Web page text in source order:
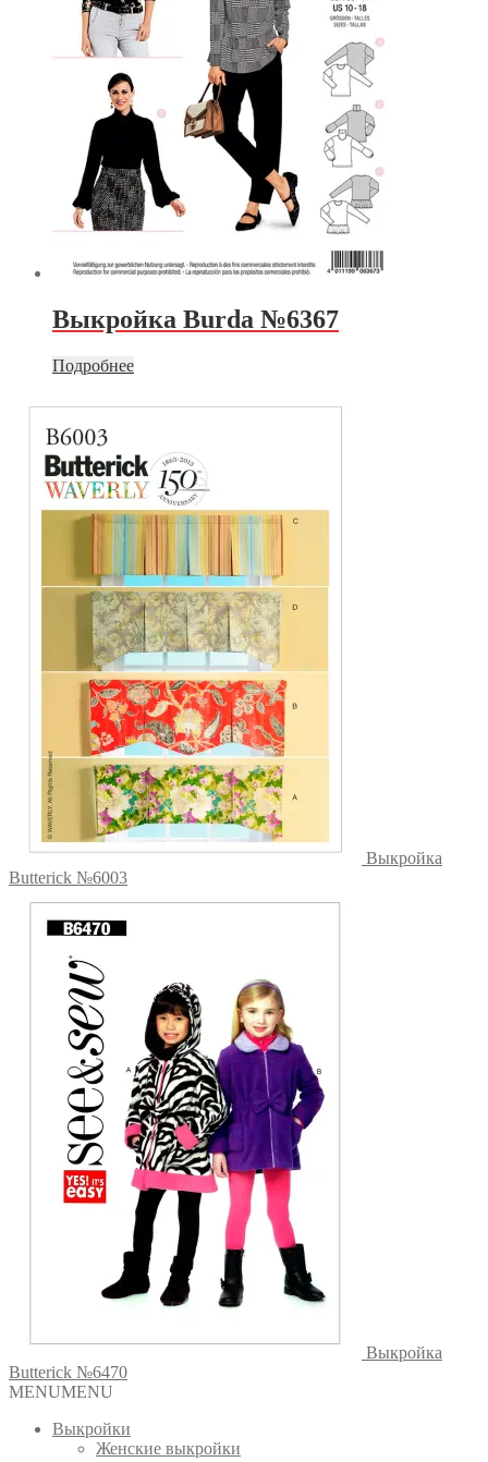
Выкройка Burda №6367
Подробнее
Выкройка
Butterick №6003
Выкройка
Butterick №6470
MENUMENU
Выкройки
Женские выкройки